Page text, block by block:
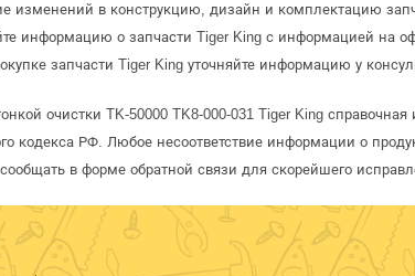
изменений в конструкцию, дизайн и комплектацию
информацию о запчасти Tiger King с информацией на
запчасти Tiger King уточняйте информацию у
очистки TK-50000 TK8-000-031 Tiger King справочная
кодекса РФ. Любое несоответствие информации о
в форме обратной связи для скорейшего